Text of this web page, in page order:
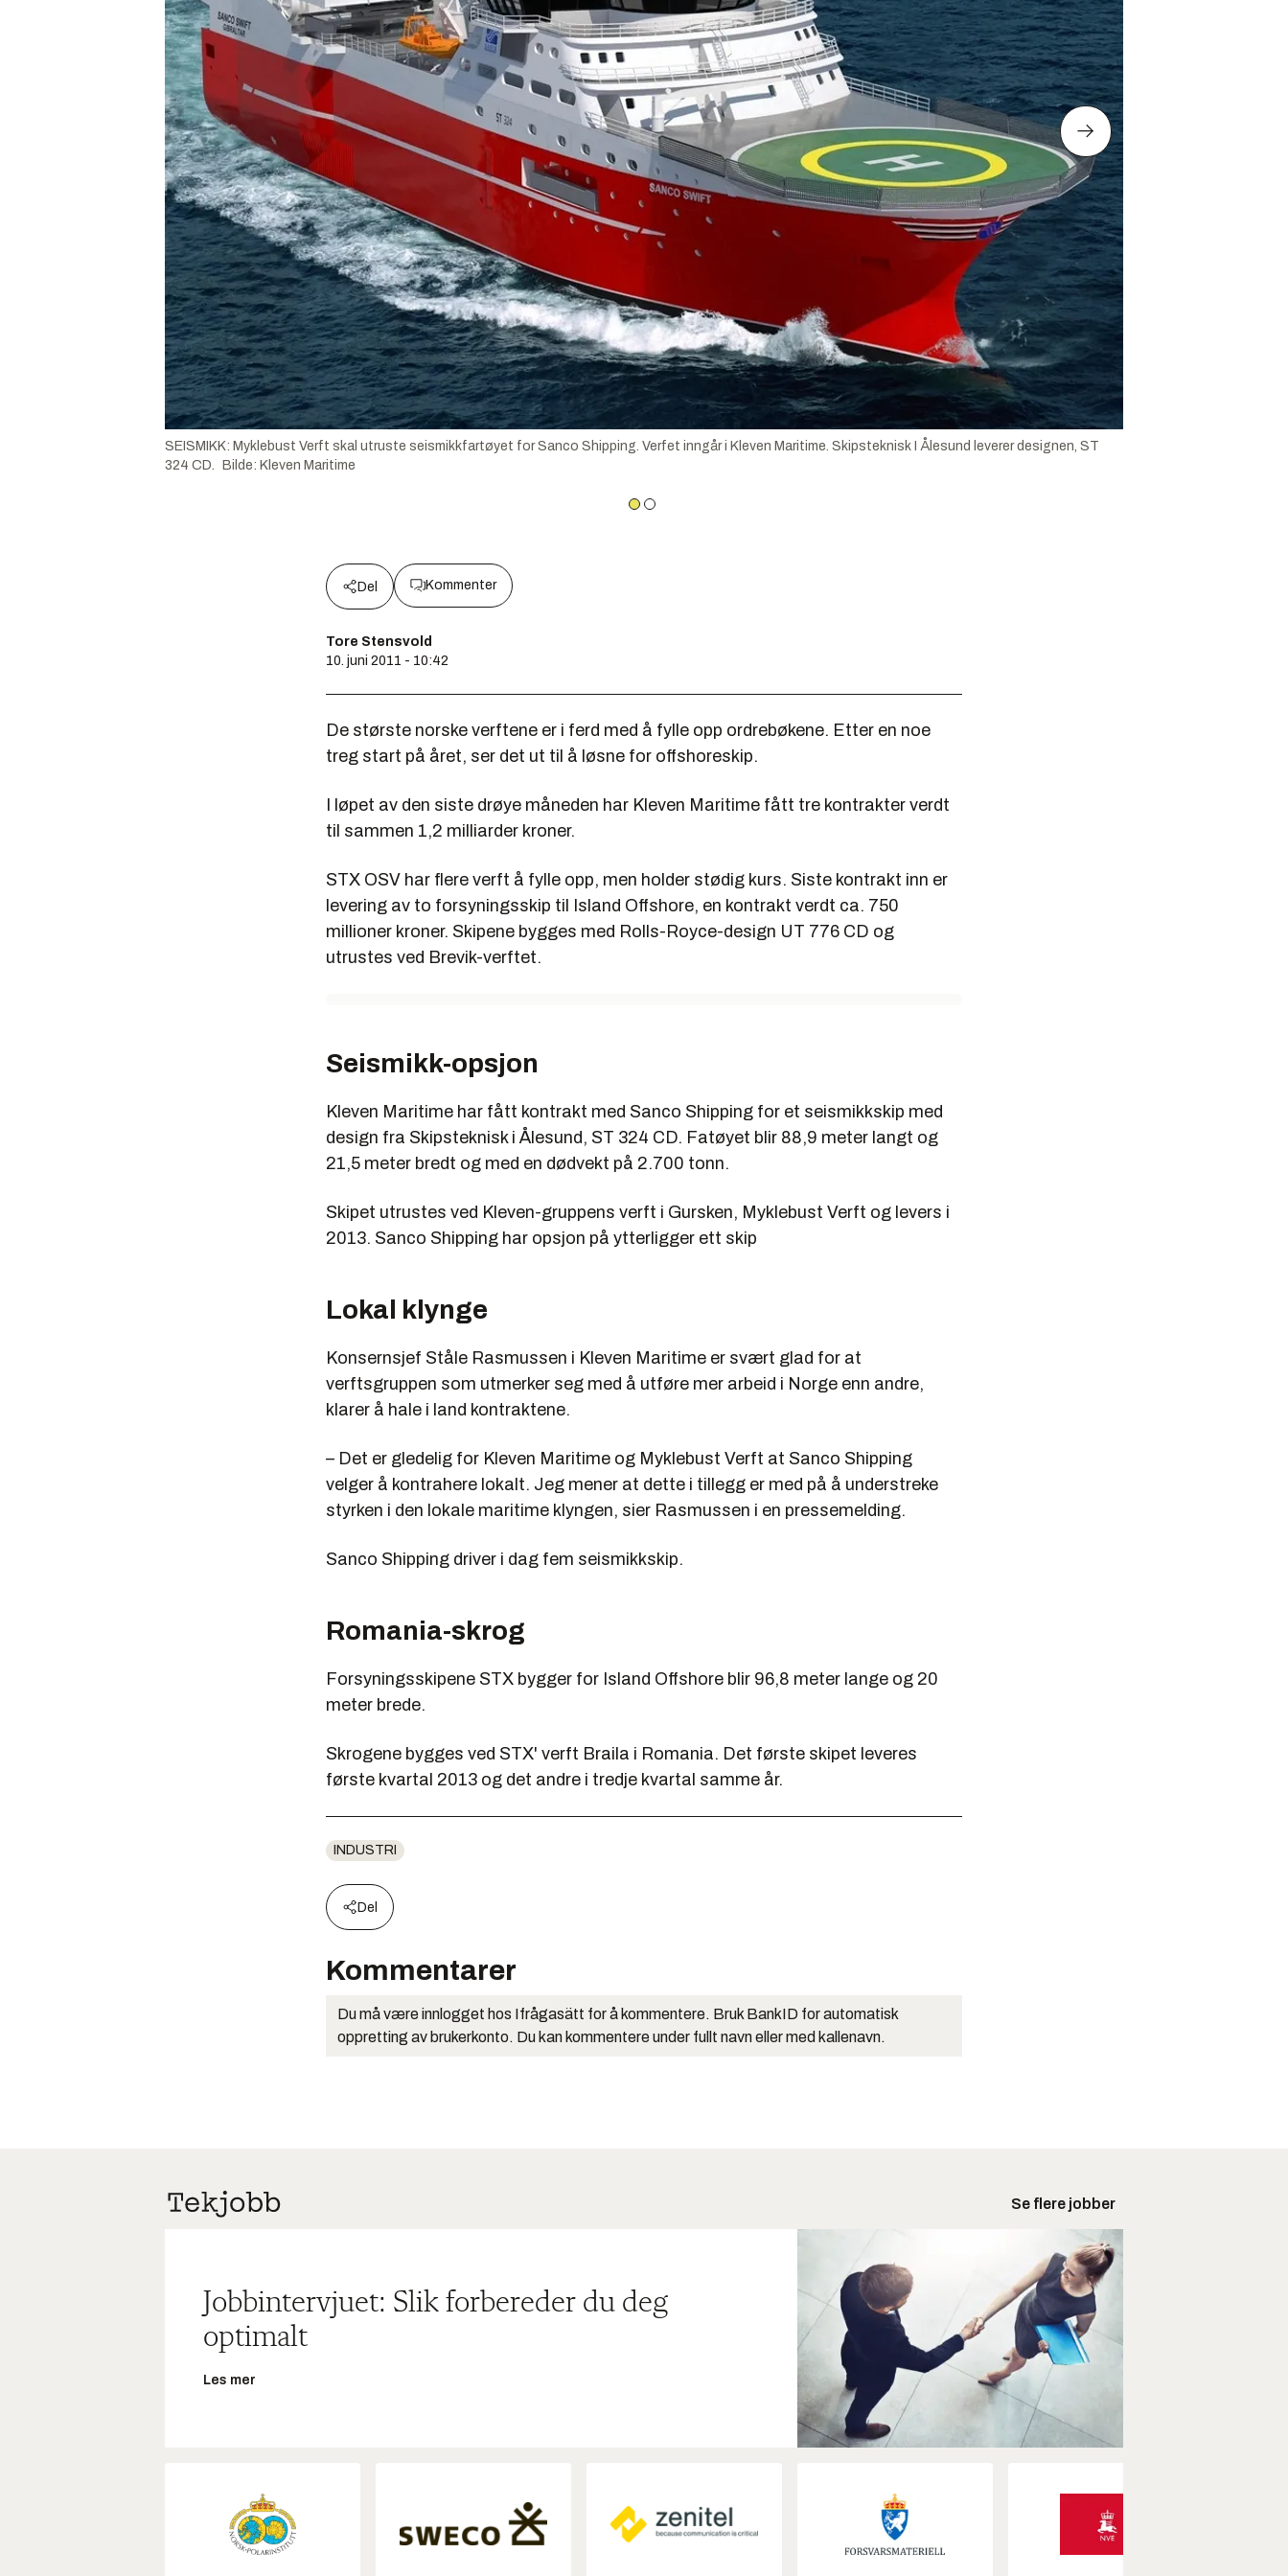
SEISMIKK: Myklebust Verft skal utruste seismikkfartøyet for Sanco Shipping. Verfet inngår i Kleven Maritime. Skipsteknisk I Ålesund leverer designen, ST
324 CD.
Bilde: Kleven Maritime
Del Kommenter
Tore Stensvold
10. juni 2011 - 10:42
De største norske verftene er i ferd med å fylle opp ordrebøkene. Etter en noe
treg start på året, ser det ut til å løsne for offshoreskip.
I løpet av den siste drøye måneden har Kleven Maritime fått tre kontrakter verdt
til sammen 1,2 milliarder kroner.
STX OSV har flere verft å fylle opp, men holder stødig kurs. Siste kontrakt inn er
levering av to forsyningsskip til Island Offshore, en kontrakt verdt ca. 750
millioner kroner. Skipene bygges med Rolls-Royce-design UT 776 CD og
utrustes ved Brevik-verftet.
Seismikk-opsjon
Kleven Maritime har fått kontrakt med Sanco Shipping for et seismikkskip med
design fra Skipsteknisk i Ålesund, ST 324 CD. Fatøyet blir 88,9 meter langt og
21,5 meter bredt og med en dødvekt på 2.700 tonn.
Skipet utrustes ved Kleven-gruppens verft i Gursken, Myklebust Verft og levers i
2013. Sanco Shipping har opsjon på ytterligger ett skip
Lokal klynge
Konsernsjef Ståle Rasmussen i Kleven Maritime er svært glad for at
verftsgruppen som utmerker seg med å utføre mer arbeid i Norge enn andre,
klarer å hale i land kontraktene.
– Det er gledelig for Kleven Maritime og Myklebust Verft at Sanco Shipping
velger å kontrahere lokalt. Jeg mener at dette i tillegg er med på å understreke
styrken i den lokale maritime klyngen, sier Rasmussen i en pressemelding.
Sanco Shipping driver i dag fem seismikkskip.
Romania-skrog
Forsyningsskipene STX bygger for Island Offshore blir 96,8 meter lange og 20
meter brede.
Skrogene bygges ved STX' verft Braila i Romania. Det første skipet leveres
første kvartal 2013 og det andre i tredje kvartal samme år.
INDUSTRI
Del
Kommentarer
Du må være innlogget hos Ifrågasätt for å kommentere. Bruk BankID for automatisk
oppretting av brukerkonto. Du kan kommentere under fullt navn eller med kallenavn.
Se flere jobber
Jobbintervjuet: Slik forbereder du deg
optimalt
Les mer